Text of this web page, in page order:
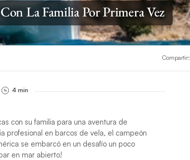
La Familia Por Primera Vez
Compartir:
4 min
con su familia para una aventura de
profesional en barcos de vela, el campeón
se embarcó en un desafío un poco
en mar abierto!